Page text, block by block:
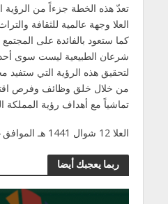
تعدّ هذه الخطة جزءاً من الرؤية
العلا وجهة عالمية للثقافة
كما ستعود بالفائدة على
شرعان الطبيعية ليست سوى أحد
لتحقيق هذه الرؤية التي ستفيد
من خلال خلق وظائف وفرص
تماشياً مع أهداف رؤية المملكة
العلا 12 شوال 1441 هـ الموافق 04 يونيو 2020 م واس
ربما يعجبك أيضا